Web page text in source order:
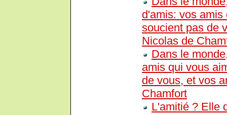
d'amis: vos
soucient pas de
Nicolas de
Dans le
amis qui vous
de vous, et vos
Chamfort
L'amitié ? Elle